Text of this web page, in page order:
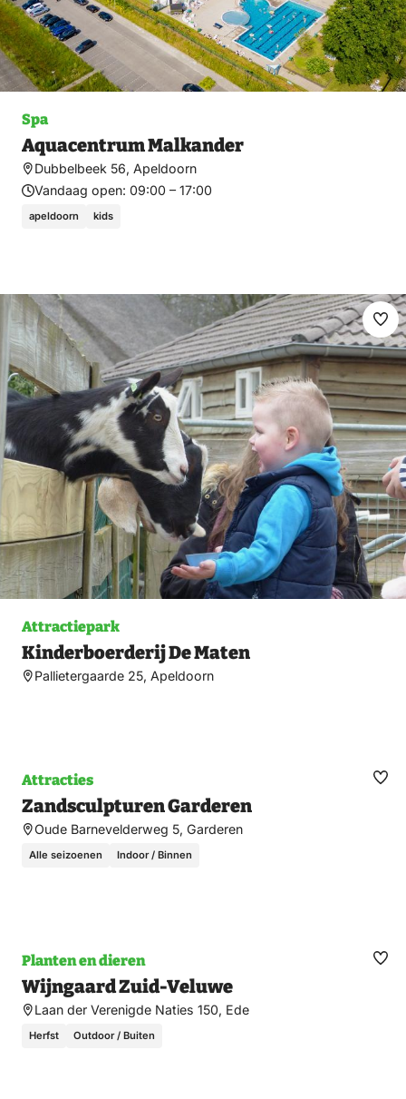
Spa
Aquacentrum Malkander
Dubbelbeek 56, Apeldoorn
Vandaag open: 09:00 – 17:00
apeldoorn kids
Attractiepark
Kinderboerderij De Maten
Pallietergaarde 25, Apeldoorn
Attracties
Zandsculpturen Garderen
Oude Barnevelderweg 5, Garderen
Alle seizoenen Indoor / Binnen
Planten en dieren
Wijngaard Zuid-Veluwe
Laan der Verenigde Naties 150, Ede
Herfst Outdoor / Buiten